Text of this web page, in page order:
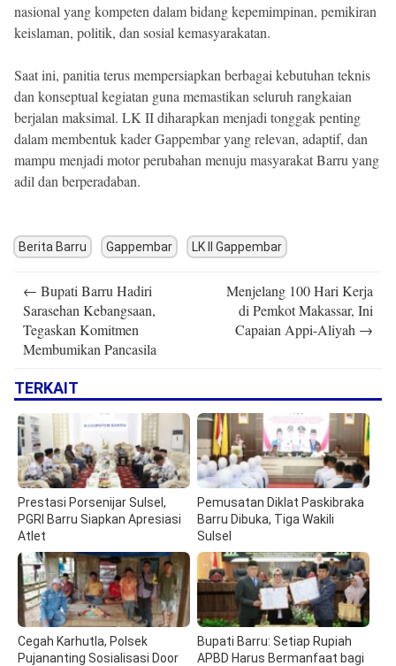
nasional yang kompeten dalam bidang kepemimpinan, pemikiran
keislaman, politik, dan sosial kemasyarakatan.
Saat ini, panitia terus mempersiapkan berbagai kebutuhan teknis
dan konseptual kegiatan guna memastikan seluruh rangkaian
berjalan maksimal. LK II diharapkan menjadi tonggak penting
dalam membentuk kader Gappembar yang relevan, adaptif, dan
mampu menjadi motor perubahan menuju masyarakat Barru yang
adil dan berperadaban.
Berita Barru Gappembar LK II Gappembar
navigation
← Bupati Barru Hadiri
Sarasehan Kebangsaan,
Tegaskan Komitmen
Membumikan Pancasila
Menjelang 100 Hari Kerja
di Pemkot Makassar, Ini
Capaian Appi-Aliyah →
TERKAIT
Prestasi Porsenijar Sulsel,
PGRI Barru Siapkan Apresiasi
Atlet
Pemusatan Diklat Paskibraka
Barru Dibuka, Tiga Wakili
Sulsel
Cegah Karhutla, Polsek
Pujananting Sosialisasi Door
Bupati Barru: Setiap Rupiah
APBD Harus Bermanfaat bagi